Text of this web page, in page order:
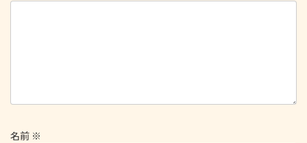
名前 ※